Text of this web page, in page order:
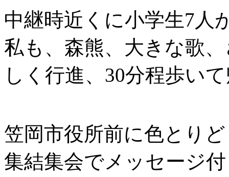
中継時近くに小学生7人
私も、森熊、大きな歌
しく行進、30分程歩い
笠岡市役所前に色とり
集結集会でメッセージ